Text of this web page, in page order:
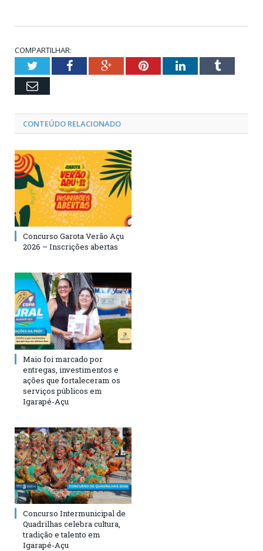
COMPARTILHAR:
TwitterFacebookGoogle+PinterestLinkedInTumblr
Email
CONTEÚDO RELACIONADO
Concurso Garota Verão Açu
2026 – Inscrições abertas
Maio foi marcado por
entregas, investimentos e
ações que fortaleceram os
serviços públicos em
Igarapé-Açu
Concurso Intermunicipal de
Quadrilhas celebra cultura,
tradição e talento em
Igarapé-Açu